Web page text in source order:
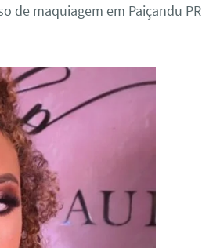
de maquiagem em Paiçandu PR